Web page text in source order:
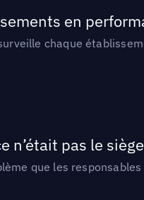
en
chaque
n’était pas le siège
que les